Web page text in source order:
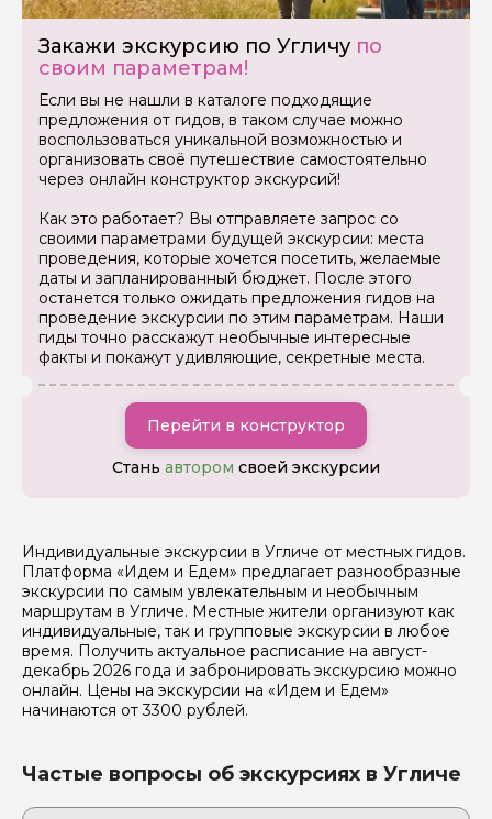
Закажи экскурсию по Угличу по
своим параметрам!
Если вы не нашли в каталоге подходящие
предложения от гидов, в таком случае можно
воспользоваться уникальной возможностью и
организовать своё путешествие самостоятельно
через онлайн конструктор экскурсий!
Как это работает? Вы отправляете запрос со
своими параметрами будущей экскурсии: места
проведения, которые хочется посетить, желаемые
даты и запланированный бюджет. После этого
останется только ожидать предложения гидов на
проведение экскурсии по этим параметрам. Наши
гиды точно расскажут необычные интересные
факты и покажут удивляющие, секретные места.
Перейти в конструктор
Стань автором своей экскурсии
Индивидуальные экскурсии в Угличе от местных гидов.
Платформа «Идем и Едем» предлагает разнообразные
экскурсии по самым увлекательным и необычным
маршрутам в Угличе. Местные жители организуют как
индивидуальные, так и групповые экскурсии в любое
время. Получить актуальное расписание на август-
декабрь 2026 года и забронировать экскурсию можно
онлайн. Цены на экскурсии на «Идем и Едем»
начинаются от 3300 рублей.
Частые вопросы об экскурсиях в Угличе
Вопросы и комментарии
Если у вас есть интересующие вопросы, можете их
задать
Я даю своё согласие на обработку персональных
данных